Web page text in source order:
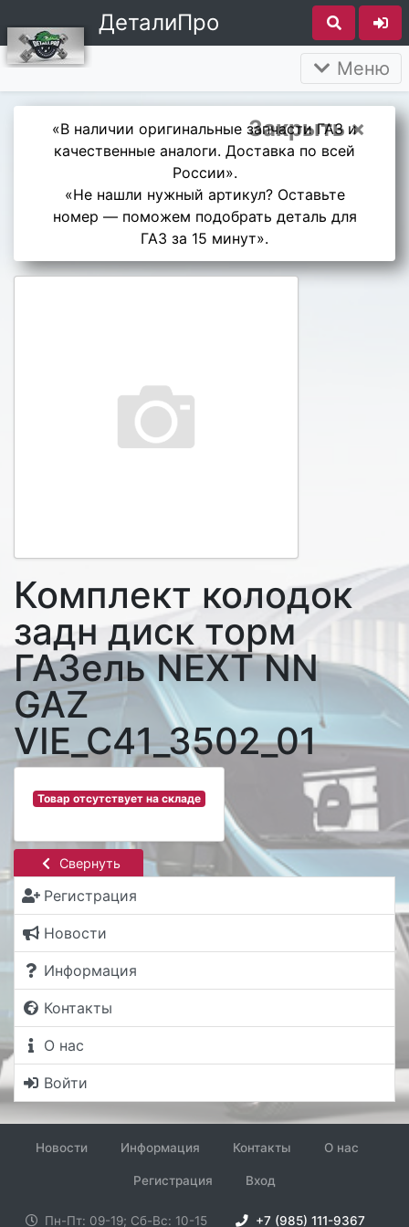
ДеталиПро
Меню
Закрыть ×
«В наличии оригинальные запчасти ГАЗ и
качественные аналоги. Доставка по всей
России».
«Не нашли нужный артикул? Оставьте
номер — поможем подобрать деталь для
ГАЗ за 15 минут».
Свернуть
Регистрация
Новости
Информация
Контакты
О нас
Войти
Комплект колодок
задн диск торм
ГАЗель NEXT NN
GAZ
VIE_C41_3502_01
Товар отсутствует на складе
Новости Информация Контакты О нас
Регистрация Вход
Пн-Пт: 09-19; Сб-Вс: 10-15 +7 (985) 111-9367